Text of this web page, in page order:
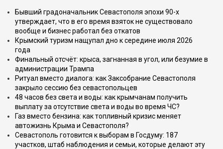
Бывший градоначальник Севастополя эпохи 90-х
утверждает, что в его время взяток не существовало
вообще и бизнес работал без откатов
Крымский туризм нащупал дно к середине июля 2026
года
Финальный отсчёт: крыса, загнанная в угол, или безумие в
администрации Трампа
Ритуал вместо диалога: как Заксобрание Севастополя
закрыло сессию без севастопольцев
48 часов без света и воды: как крымчанам получить
выплату за отсутствие света и воды во время ЧС?
Газ вместо бензина: как топливный кризис меняет
автожизнь Крыма и Севастополя?
Севастополь готовится к выборам в Госдуму: 187
участков, штаб наблюдения и семьи, которые делают эту